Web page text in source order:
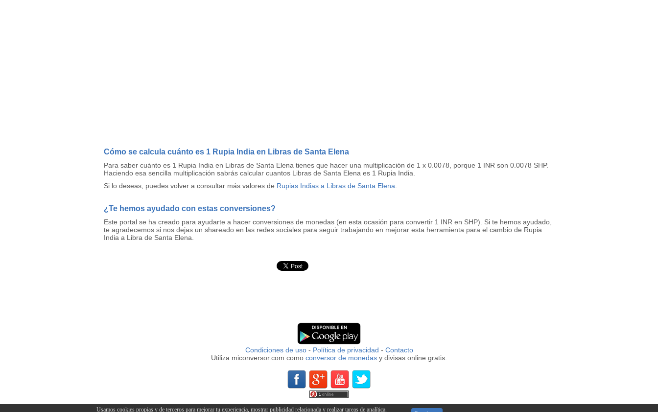
Usamos cookies propias y de terceros para mejorar tu experiencia, mostrar publicidad relacionada y realizar tareas de analítica.
Cómo se calcula cuánto es 1 Rupia India en Libras de Santa Elena
Para saber cuánto es 1 Rupia India en Libras de Santa Elena tienes que hacer una multiplicación de 1 x 0.0078, porque 1 INR son 0.0078 SHP.
Haciendo esa sencilla multiplicación sabrás calcular cuantos Libras de Santa Elena es 1 Rupia India.
Si lo deseas, puedes volver a consultar más valores de Rupias Indias a Libras de Santa Elena
¿Te hemos ayudado con estas conversiones?
Este portal se ha creado para ayudarte a hacer conversiones de monedas (en esta ocasión para convertir 1 INR en SHP). Si te hemos ayudado,
te agradecemos si nos dejas un shareado en las redes sociales para seguir trabajando en mejorar esta herramienta para el cambio de Rupia
India a Libra de Santa Elena.
Condiciones de uso- Política de privacidad - Contacto
Utiliza miconversor.com como conversor de monedas y divisas online gratis.